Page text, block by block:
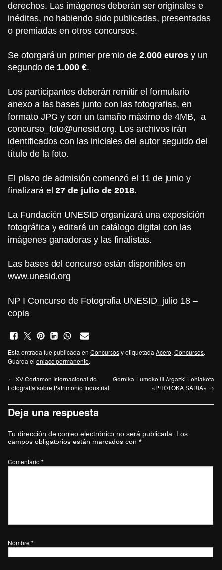
derechos. Las imágenes deberán ser originales e
inéditas, no habiendo sido publicadas, presentadas
o premiadas en otros concursos.
Se otorgará un primer premio de 2.000 euros y un
segundo de 1.000 €.
Los participantes deberán remitir el formulario
anexo a las bases junto con las fotografías, en
formato JPG y con un tamaño máximo de 4MB, a
concurso_foto@unesid.org. Los archivos irán
identificados con las iniciales del autor seguido del
título de la foto.
El plazo de admisión comenzó el 11 de junio y
finalizará el 27 de julio de 2018.
La Fundación UNESID organizará una exposición
fotográfica y editará un catálogo digital con las
imágenes ganadoras y las finalistas.
Las bases del concurso están disponibles en
www.unesid.org
NP I Concurso de Fotografia UNESID_julio 18 –
copia
Esta entrada fue publicada en Concursosy etiquetada Acero, Concursos.
Guarda el enlace permanente.
← XV Certamen Internacional de
Fotografía sobre Patrimonio Industrial
Gernika-Lumoko III Argazki Lehiaketa
«PHOTOKA SARIA» →
Deja una respuesta
Tu dirección de correo electrónico no será publicada.
Los
campos obligatorios están marcados con *
Comentario *
Nombre *